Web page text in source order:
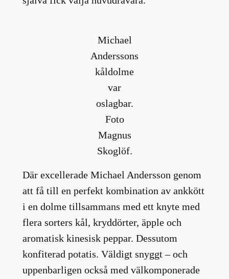
Michael
Anderssons
kåldolme
var
oslagbar.
Foto
Magnus
Skoglöf.
Där excellerade Michael Andersson genom
att få till en perfekt kombination av ankkött
i en dolme tillsammans med ett knyte med
flera sorters kål, kryddörter, äpple och
aromatisk kinesisk peppar. Dessutom
konfiterad potatis. Väldigt snyggt – och
uppenbarligen också med välkomponerade